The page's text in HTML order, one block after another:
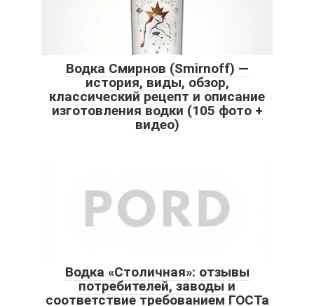
Водка Смирнов (Smirnoff) —
история, виды, обзор,
классический рецепт и описание
изготовления водки (105 фото +
видео)
Водка «Столичная»: отзывы
потребителей, заводы и
соответствие требованием ГОСТа